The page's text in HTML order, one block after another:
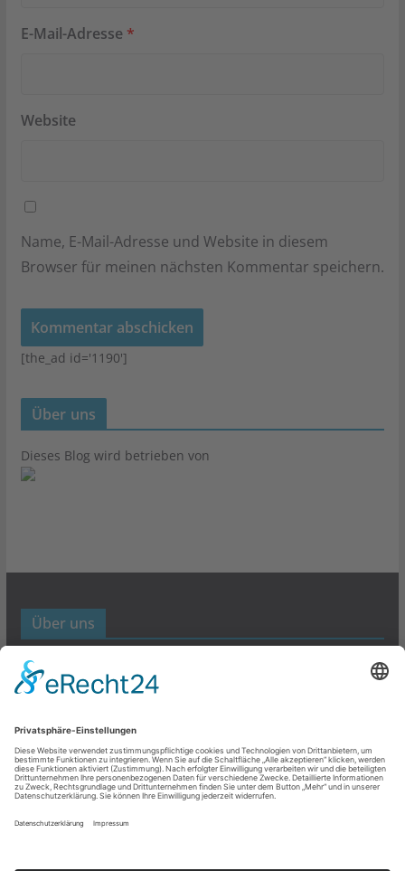
E-Mail-Adresse *
Website
Name, E-Mail-Adresse und Website in diesem
Browser für meinen nächsten Kommentar speichern.
[the_ad id='1190']
Über uns
Dieses Blog wird betrieben von
Über uns
Werbund- und Marketing Blog
Links
Datenschutz
Impressum